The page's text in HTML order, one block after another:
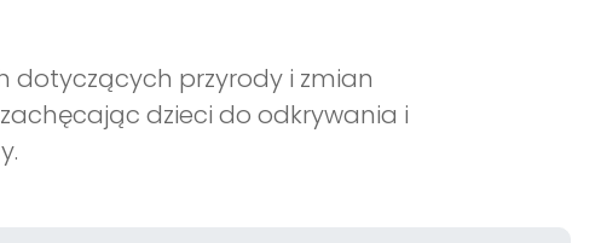
dotyczących przyrody i zmian
dzieci do odkrywania i